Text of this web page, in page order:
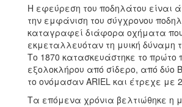
Η εφεύρεση του ποδηλάτου είναι
την εμφάνιση του σύγχρονου
καταγραφεί διάφορα οχήματα
εκμεταλλευόταν τη μυική δύναμη
Το 1870 κατασκευάστηκε το πρώτο
εξολοκλήρου από σίδερο, από δύο
το ονόμασαν ARIEL και έτρεχε με
Τα επόμενα χρόνια βελτιώθηκε η